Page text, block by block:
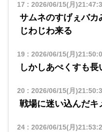
17 : 2026/06/15(月
サムネのすげぇバカ
じわじわ来る
19: 2026/06/15(月
しかしあぺくすも
20 : 2026/06/15(月
戦場に迷い込んだキ
24: 2026/06/15(月